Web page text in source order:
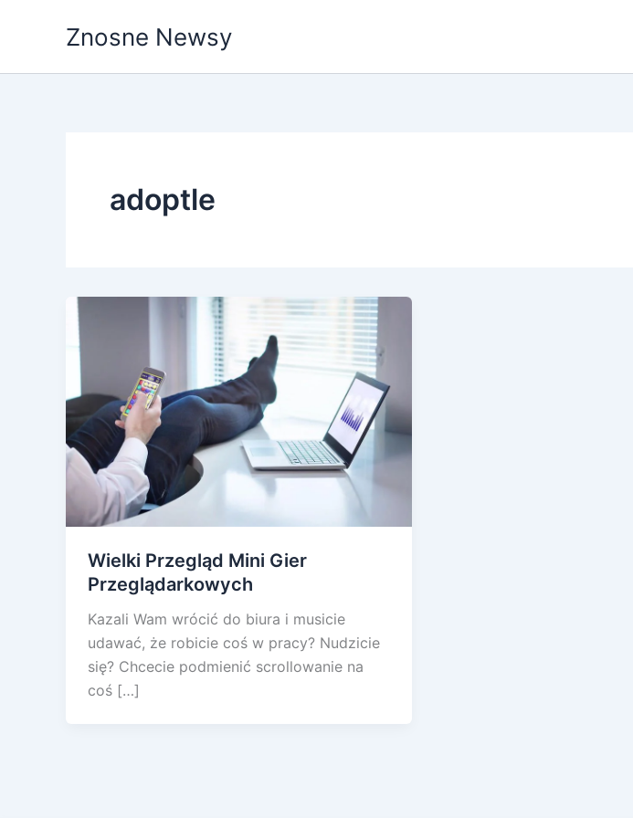
Znosne Newsy
adoptle
Wielki Przegląd Mini Gier
Przeglądarkowych
Kazali Wam wrócić do biura i musicie
udawać, że robicie coś w pracy? Nudzicie
się? Chcecie podmienić scrollowanie na
coś […]